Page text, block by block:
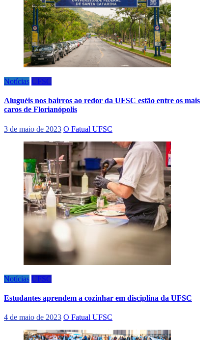
Notícias UFSC
Aluguéis nos bairros ao redor da UFSC estão entre os mais
caros de Florianópolis
3 de maio de 2023 O Fatual UFSC
Notícias UFSC
Estudantes aprendem a cozinhar em disciplina da UFSC
4 de maio de 2023 O Fatual UFSC